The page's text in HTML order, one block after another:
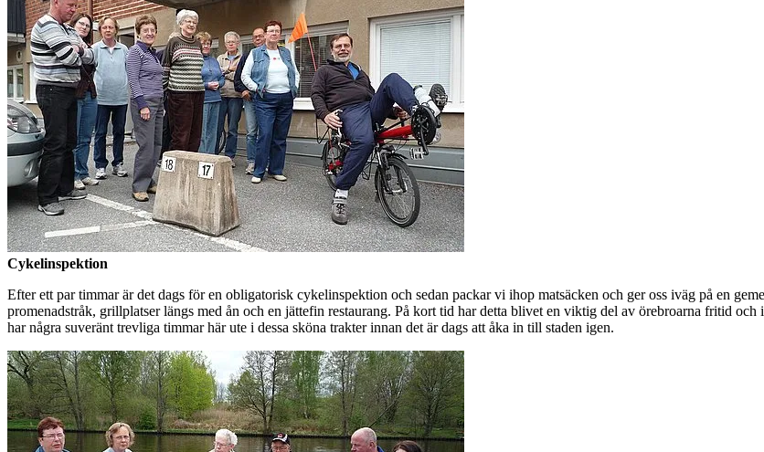
Cykelinspektion
Efter ett par timmar är det dags för en obligatorisk cykelinspektion och sedan packar vi ihop matsäcken och ger oss iväg på en
promenadstråk, grillplatser längs med ån och en jättefin restaurang. På kort tid har detta blivet en viktig del av örebroarna fritid
har några suveränt trevliga timmar här ute i dessa sköna trakter innan det är dags att åka in till staden igen.